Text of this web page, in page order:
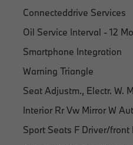
Connecteddrive Services
Oil Service Interval - 12
Smartphone Integration
Warning Triangle
Seat Adjustm., Electr. W.
Interior Rr Vw Mirror W
Sport Seats F Driver/front